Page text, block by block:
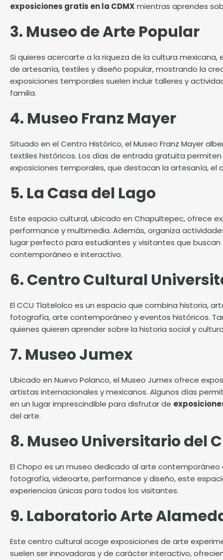
exposiciones gratis en la CDMX mientras aprendes
3. Museo de Arte Popular
Si quieres acercarte a la riqueza de la cultura
de artesanía, textiles y diseño popular, mostrando la
exposiciones temporales suelen incluir talleres y
familia.
4. Museo Franz Mayer
Situado en el Centro Histórico, el Museo Franz Mayer
textiles históricos. Los días de entrada gratuita
exposiciones temporales, que destacan la artesanía, el
5. La Casa del Lago
Este espacio cultural, ubicado en Chapultepec, ofrece
performance y multimedia. Además, organiza
lugar perfecto para estudiantes y visitantes que buscan
contemporáneo e interactivo.
6. Centro Cultural
El CCU Tlatelolco es un espacio que combina historia,
fotografía, arte contemporáneo y eventos históricos.
quienes quieren aprender sobre la historia social y
7. Museo Jumex
Ubicado en Nuevo Polanco, el Museo Jumex ofrece
artistas internacionales y mexicanos. Algunos días
en un lugar imprescindible para disfrutar de
del arte.
8. Museo Universitario del
El Chopo es un museo dedicado al arte
fotografía, videoarte, performance y diseño, este
experiencias únicas para todos los visitantes.
9. Laboratorio Arte
Este centro cultural acoge exposiciones de arte
suelen ser innovadoras y de carácter interactivo,